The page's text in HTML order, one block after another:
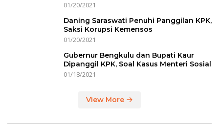
01/20/2021
Daning Saraswati Penuhi Panggilan KPK,
Saksi Korupsi Kemensos
01/20/2021
Gubernur Bengkulu dan Bupati Kaur
Dipanggil KPK, Soal Kasus Menteri Sosial
01/18/2021
View More